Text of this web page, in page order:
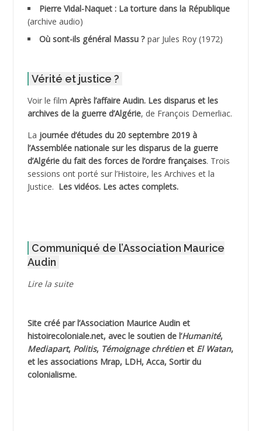
ADDANE
ADDECHE Rachid
ADELIOUAT Vve AIT SAADA
ADJANI Khaled
ADJAOUT
ADNI Mohamed Akli
ADOUL Arab *
AGOULMINE
AHLOUCHE Mabrouk *
AIBLIED Ahmed
Pierre Vidal-Naquet : La torture dans la République
(archive audio)
Où sont-ils général Massu ? par Jules Roy (1972)
Vérité et justice ?
Voir le film Après l’affaire Audin. Les disparus et les
archives de la guerre d’Algérie, de François Demerliac.
La journée d’études du 20 septembre 2019 à
l’Assemblée nationale sur les disparus de la guerre
d’Algérie du fait des forces de l’ordre françaises. Trois
sessions ont porté sur l’Histoire, les Archives et la
Justice. Les vidéos. Les actes complets.
Communiqué de l’Association Maurice
Audin
Lire la suite
Site créé par l’Association Maurice Audinet
histoirecoloniale.net, avec le soutien de l’Humanité,
Mediapart, Politis, Témoignage chrétienet El Watan,
et les associations Mrap, LDH, Acca, Sortir du
colonialisme.